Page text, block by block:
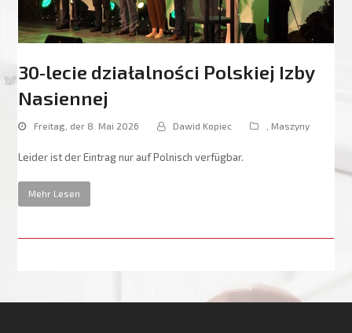
30‑lecie działalności Polskiej Izby
Nasiennej
Freitag, der 8. Mai 2026 Dawid Kopiec Maszyny
Leider ist der Eintrag nur auf Polnisch verfügbar.
Mehr Lesen